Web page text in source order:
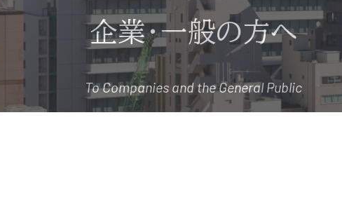
企業・一般の方へ
To Companies and the General Public